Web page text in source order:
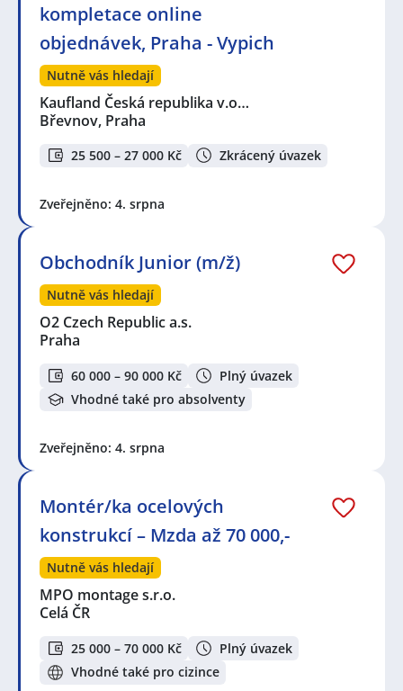
kompletace online
objednávek, Praha - Vypich
Nutně vás hledají
Kaufland Česká republika v.o…
Břevnov, Praha
25 500 – 27 000 Kč Zkrácený úvazek
Zveřejněno: 4. srpna
Obchodník Junior (m/ž)
Nutně vás hledají
O2 Czech Republic a.s.
Praha
60 000 – 90 000 Kč
Plný úvazek
Vhodné také pro absolventy
Zveřejněno: 4. srpna
Montér/ka ocelových
konstrukcí – Mzda až 70 000,-
Nutně vás hledají
MPO montage s.r.o.
Celá ČR
25 000 – 70 000 Kč
Plný úvazek
Vhodné také pro cizince